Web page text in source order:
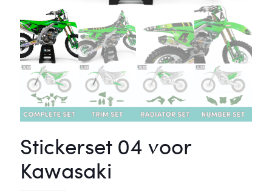
Stickerset 04 voor
Kawasaki